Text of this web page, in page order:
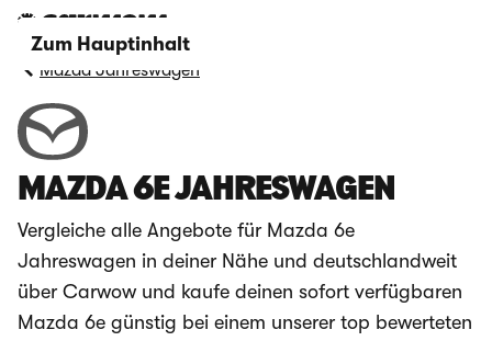
Zum Hauptinhalt
Mazda Jahreswagen
MAZDA 6E JAHRESWAGEN
Vergleiche alle Angebote für Mazda 6e
Jahreswagen in deiner Nähe und deutschlandweit
über Carwow und kaufe deinen sofort verfügbaren
Mazda 6e günstig bei einem unserer top bewerteten